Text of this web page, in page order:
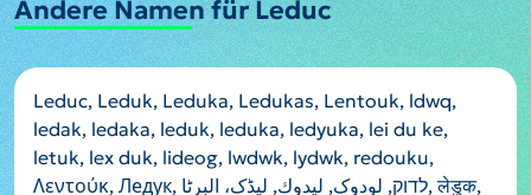
Andere Namen für Leduc
Leduc, Leduk, Leduka, Ledukas, Lentouk, ldwq,
ledak, ledaka, leduk, leduka, ledyuka, lei du ke,
letuk, lex duk, lideog, lwdwk, lydwk, redouku,
Λεντούκ, Ледук, לדוק, لودوک, ليدوك, لیڈک، البرٹا, लेडुक,